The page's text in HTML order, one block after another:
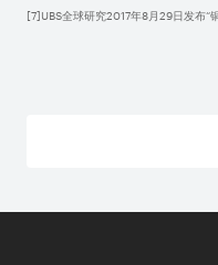
[7]UBS全球研究2017年8月29日发布“